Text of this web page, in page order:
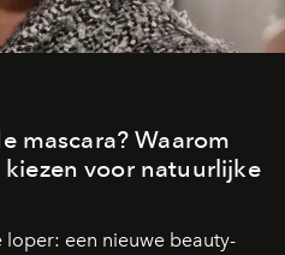
mascara? Waarom
voor natuurlijke
een nieuwe beauty-